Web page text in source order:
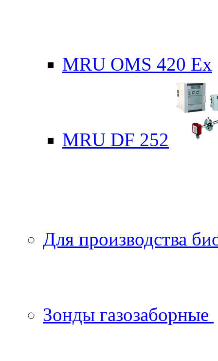
MRU OMS 420 Ex
MRU DF 252
Для производства
Зонды газозаборные